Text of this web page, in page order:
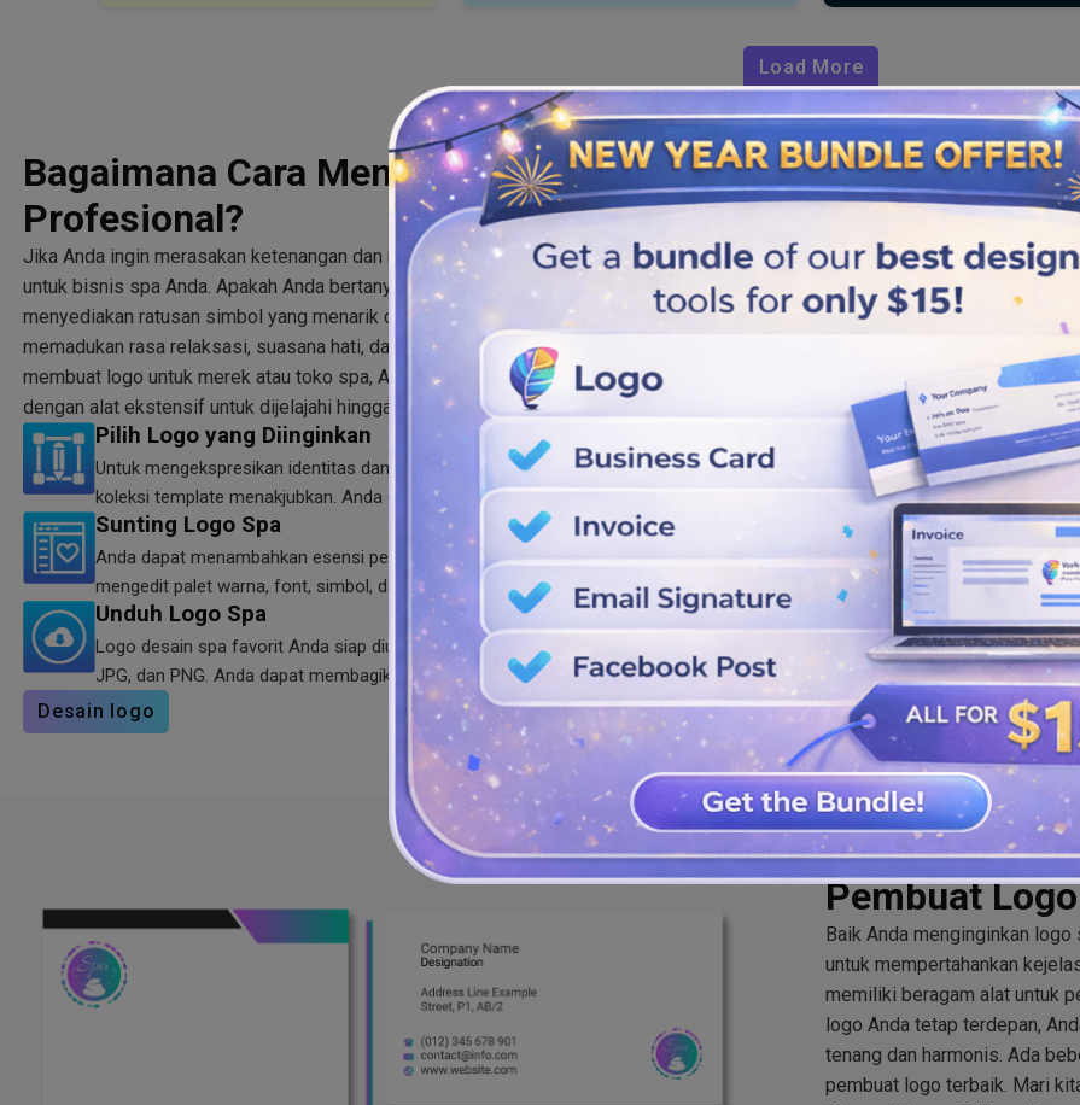
Load More
Bagaimana Cara Membuat Logo SPA
Profesional?
Jika Anda ingin merasakan ketenangan dan rasa tenteram, Anda perlu berpikir out of the box
untuk bisnis spa Anda. Apakah Anda bertanya-tanya bagaimana caranya? Drawlogo
menyediakan ratusan simbol yang menarik dan serbaguna yang membantu Anda
memadukan rasa relaksasi, suasana hati, dan warna dengan sempurna. Baik Anda ingin
membuat logo untuk merek atau toko spa, Anda memiliki pembuat logo spa profesional
dengan alat ekstensif untuk dijelajahi hingga Anda mendapatkan logo favorit.
Pilih Logo yang Diinginkan
Untuk mengekspresikan identitas dan tujuan merek Anda, pilih yang terbaik dari banyak
koleksi template menakjubkan. Anda dapat menggambar logo sekarang!
Sunting Logo Spa
Anda dapat menambahkan esensi peremajaan pada logo kecantikan spa Anda dengan
mengedit palet warna, font, simbol, dan bentuk.
Unduh Logo Spa
Logo desain spa favorit Anda siap diunduh dalam format pilihan Anda, termasuk SVG,
JPG, dan PNG. Anda dapat membagikannya di mana saja sekarang.
Desain logo
Pembuat
Baik Anda menginginkan
untuk mempertahankan
memiliki beragam alat untuk
logo Anda tetap terdepan,
tenang dan harmonis. Ada
pembuat logo terbaik. Mari